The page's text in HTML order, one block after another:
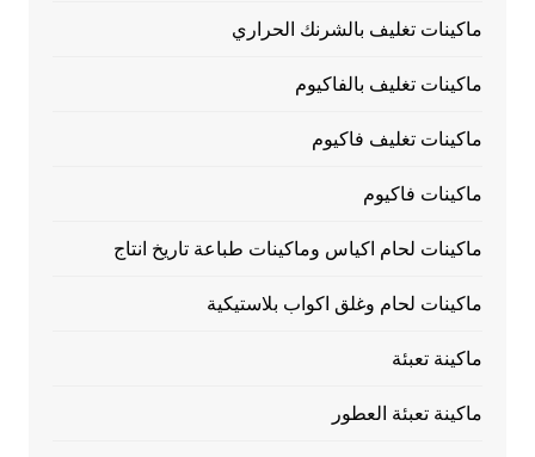
ماكينات تغليف بالشرنك الحراري
ماكينات تغليف بالفاكيوم
ماكينات تغليف فاكيوم
ماكينات فاكيوم
ماكينات لحام اكياس وماكينات طباعة تاريخ انتاج
ماكينات لحام وغلق اكواب بلاستيكية
ماكينة تعبئة
ماكينة تعبئة العطور